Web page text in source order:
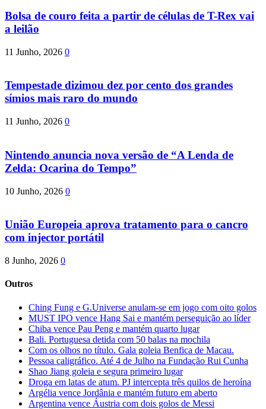
Bolsa de couro feita a partir de células de T-Rex vai
a leilão
11 Junho, 2026 0
Tempestade dizimou dez por cento dos grandes
símios mais raro do mundo
11 Junho, 2026 0
Nintendo anuncia nova versão de “A Lenda de
Zelda: Ocarina do Tempo”
10 Junho, 2026 0
União Europeia aprova tratamento para o cancro
com injector portátil
8 Junho, 2026 0
Outros
Ching Fung e G.Universe anulam-se em jogo com oito golos
MUST IPO vence Hang Sai e mantém perseguição ao líder
Chiba vence Pau Peng e mantém quarto lugar
Bali. Portuguesa detida com 50 balas na mochila
Com os olhos no título. Gala goleia Benfica de Macau.
Pessoa caligráfico. Até 4 de Julho na Fundação Rui Cunha
Shao Jiang goleia e segura primeiro lugar
Droga em latas de atum. PJ intercepta três quilos de heroína
Argélia vence Jordânia e mantém futuro em aberto
Argentina vence Áustria com dois golos de Messi